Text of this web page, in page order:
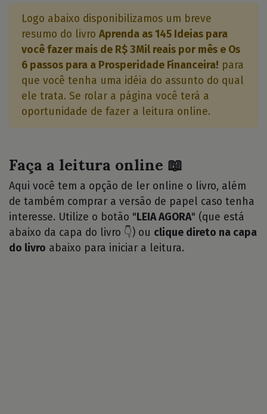
Logo abaixo disponibilizamos um breve
resumo do livro Aprenda as 145 Ideias para
você fazer mais de R$ 3Mil reais por mês e Os
6 passos para a Prosperidade Financeira! para
que você tenha uma idéia do assunto do qual
ele trata. Se rolar a página você terá a
oportunidade de fazer a leitura online.
Faça a leitura online 📖
Aqui você tem a opção de ler online o livro, além
de também comprar a versão de papel caso tenha
interesse. Utilize o botão " LEIA AGORA" (que está
abaixo da capa do livro 👇) ou clique direto na capa
do livro abaixo para iniciar a leitura.